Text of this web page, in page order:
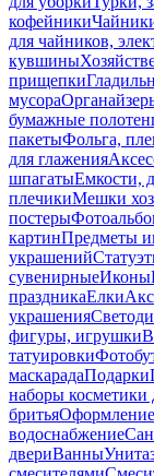
кофейники
для чайников,
кувшины
прищепки
мусора
бумажные
пакетыФольга,
для глажения
шпагатыЕмкости,
плечикиМешки
постеры
картинПредметы
украшений
сувенирныеИконы
праздникаЕлки
украшения
фигуры, игрушки
татуировки
маскарадаПодарки
наборы косметики
бритья
водоснабжение
двериВанны